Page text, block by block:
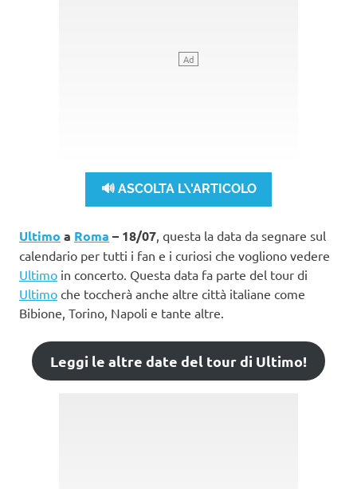
🔊 ASCOLTA L\'ARTICOLO
Ultimo a Roma – 18/07 , questa la data da segnare sul
calendario per tutti i fan e i curiosi che vogliono vedere
Ultimo in concerto. Questa data fa parte del tour di
Ultimo che toccherà anche altre città italiane come
Bibione, Torino, Napoli e tante altre.
Leggi le altre date del tour di Ultimo!